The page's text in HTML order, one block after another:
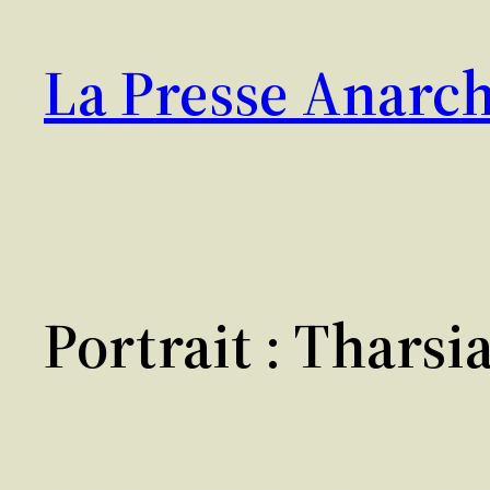
contenu
La Presse
Portrait :